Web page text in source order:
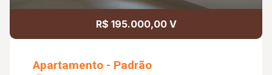
R$ 195.000,00 V
Apartamento - Padrão